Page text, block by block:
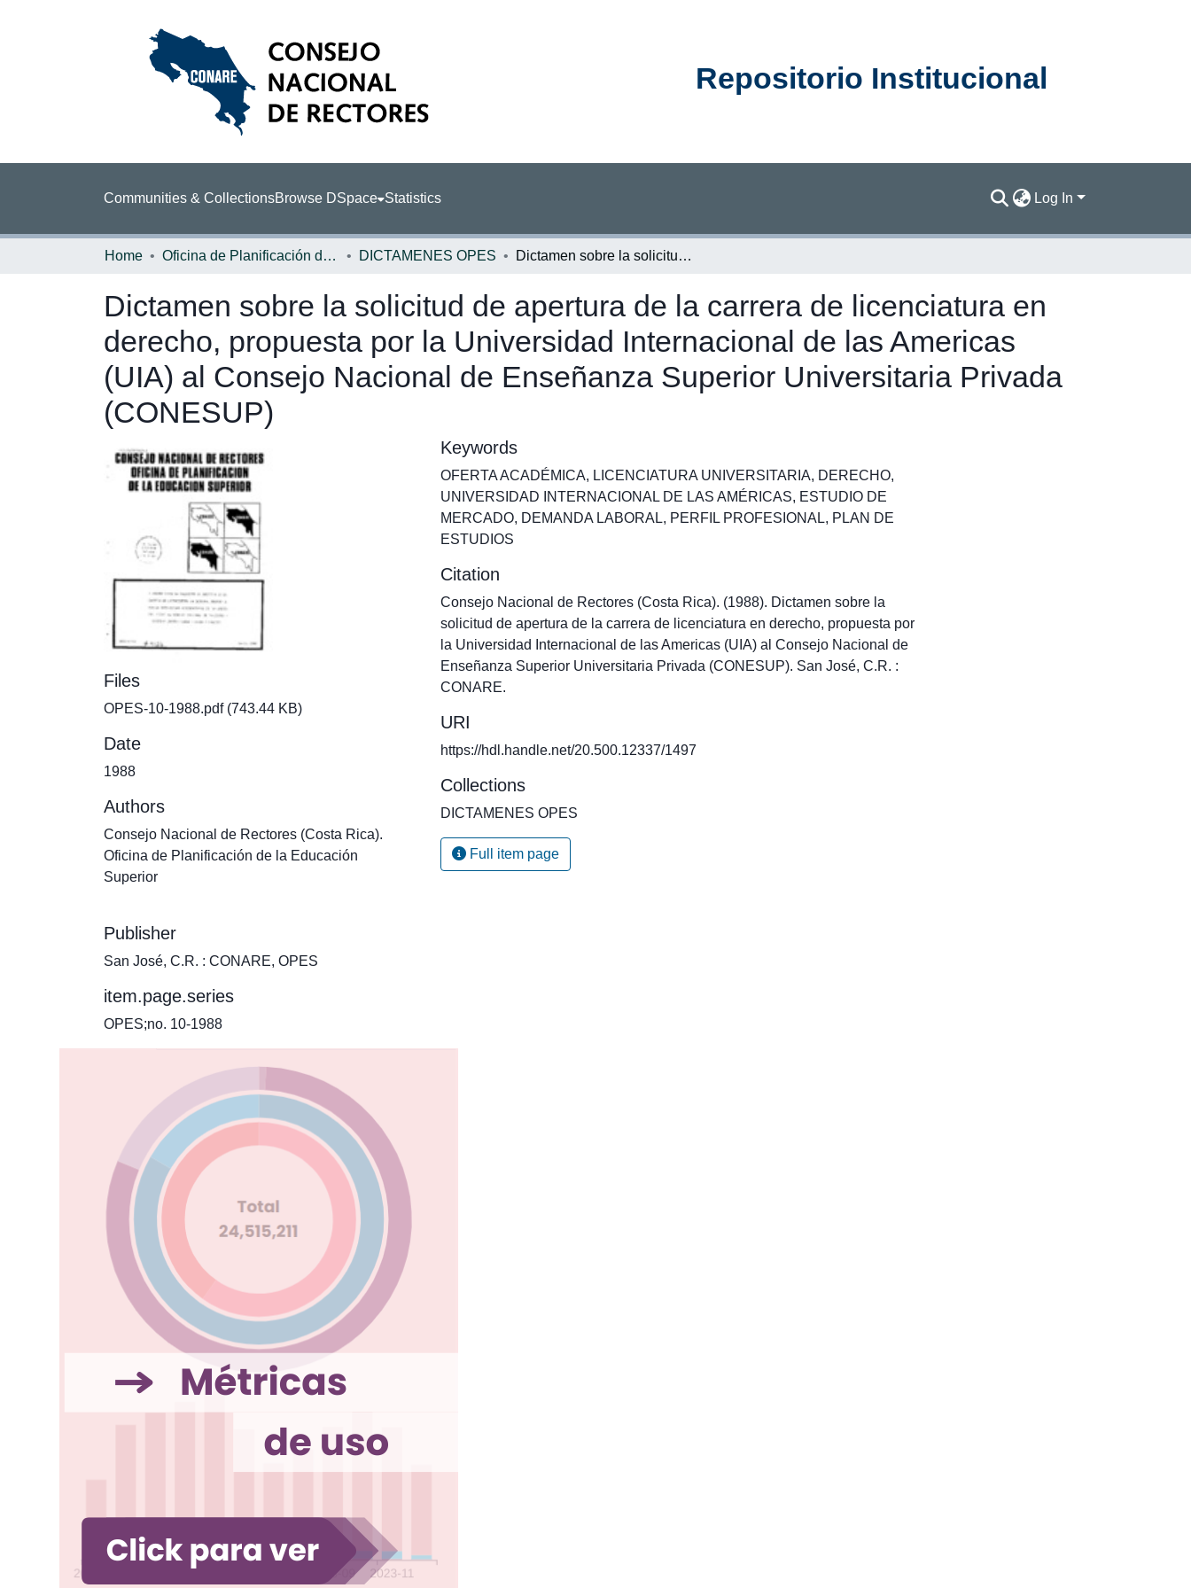
Repositorio Institucional
Communities & CollectionsBrowse DSpace Statistics Log In
Home Oficina de Planificación de la Educación Superior (OPES) DICTAMENES OPES Dictamen sobre la solicitud de apertura de la carrera de licenciatura en derecho, propuesta por la Universidad Internacional de las Americas (UIA) al Consejo Nacional de Enseñanza Superior Universitaria Privada (CONESUP)
Dictamen sobre la solicitud de apertura de la carrera de licenciatura en
derecho, propuesta por la Universidad Internacional de las Americas
(UIA) al Consejo Nacional de Enseñanza Superior Universitaria Privada
(CONESUP)
Files
OPES-10-1988.pdf(743.44 KB)
Date
1988
Authors
Consejo Nacional de Rectores (Costa Rica).
Oficina de Planificación de la Educación
Superior
Publisher
San José, C.R. : CONARE, OPES
item.page.series
OPES;no. 10-1988
Keywords
OFERTA ACADÉMICA, LICENCIATURA UNIVERSITARIA, DERECHO,
UNIVERSIDAD INTERNACIONAL DE LAS AMÉRICAS, ESTUDIO DE
MERCADO, DEMANDA LABORAL, PERFIL PROFESIONAL, PLAN DE
ESTUDIOS
Citation
Consejo Nacional de Rectores (Costa Rica). (1988). Dictamen sobre la
solicitud de apertura de la carrera de licenciatura en derecho, propuesta por
la Universidad Internacional de las Americas (UIA) al Consejo Nacional de
Enseñanza Superior Universitaria Privada (CONESUP). San José, C.R. :
CONARE.
URI
https://hdl.handle.net/20.500.12337/1497
Collections
DICTAMENES OPES
Full item page